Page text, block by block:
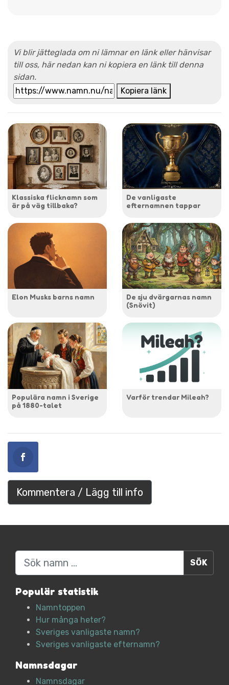
Vi blir jätteglada om ni lämnar en länk eller hänvisar
till oss, här nedan kan ni kopiera en länk till denna
sidan.
Kopiera länk
Klassiska flicknamn som
är på väg tillbaka?
De vanligaste
efternamnen tappar
Elon Musks barns namn
De sju dvärgarnas namn
(Snövit)
Populära namn i Sverige
på 1880-talet
Varför trendar Mileah?
Kommentera / Lägg till info
Sök
Populär statistik
Namntoppen
Hur många heter?
Sveriges vanligaste namn?
Sveriges vanligaste efternamn?
Namnsdagar
Namnsdagar